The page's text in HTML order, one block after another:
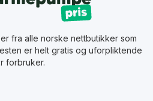
fra alle norske nettbutikker som
er helt gratis og uforpliktende
forbruker.